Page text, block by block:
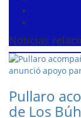
Noticias
Pullaro
de Los